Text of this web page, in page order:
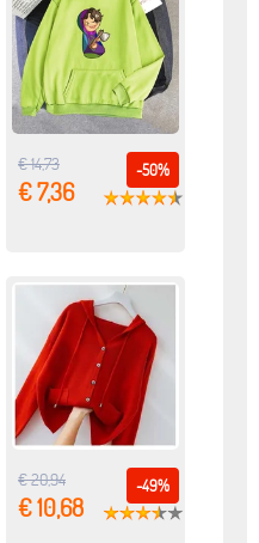
-50%
€ 14,73
€ 7,36
-49%
€ 20,94
€ 10,68